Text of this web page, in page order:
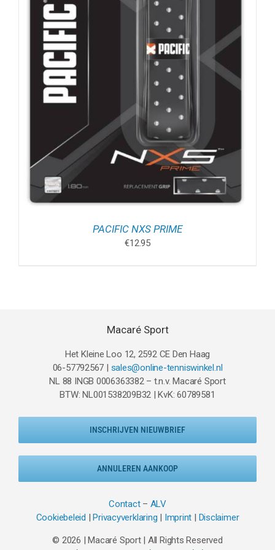
PACIFIC NXS PRIME
€12.95
Macaré Sport
Het Kleine Loo 12, 2592 CE Den Haag
06-57792567 | sales@online-tenniswinkel.nl
NL 88 INGB 0006363382 – t.n.v. Macaré Sport
BTW: NL001538209B32 | KvK: 60789581
INSCHRIJVEN NIEUWBRIEF
ANNULEREN AANKOOP
Contact– ALV
Cookiebeleid |Privacyverklaring | Imprint | Disclaimer
© 2026 | Macaré Sport | All Rights Reserved